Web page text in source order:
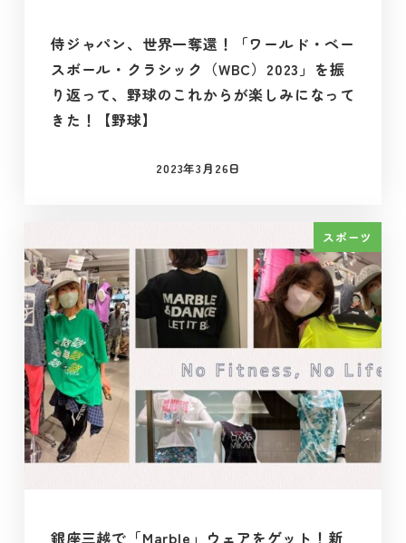
侍ジャパン、世界一奪還！「ワールド・ベー
スボール・クラシック（WBC）2023」を振
り返って、野球のこれからが楽しみになって
きた！【野球】
投稿日
2023年3月26日
スポーツ
銀座三越で「Marble」ウェアをゲット！新